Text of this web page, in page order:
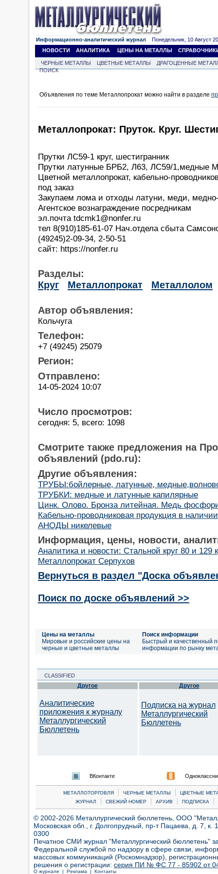
Информационно-аналитический журнал Понедельник, 10 Август
НОВОСТИ
АНАЛИТИКА ЦЕНЫ НА МЕТАЛЛЫ
ЧЕРНЫЕ МЕТАЛЛЫ ЦВЕТНЫЕ МЕТАЛЛЫ
ДРАГОЦЕННЫЕ
ПОИСК
Объявления по теме Металлопрокат можно найти в разделе
Металлопрокат: Пруток. Круг.
Прутки ЛС59-1 круг, шестигранник
Прутки латунные БРБ2, Л63, ЛС59/
Цветной металлопрокат, кабельно-
под заказ
Закупаем лома и отходы латуни, меди,
Агентское вознаграждение посредникам
эл.почта tdcmk1@nonfer.ru
тел 8(910)185-61-07 Нач.отдела сбыта
(49245)2-09-34, 2-50-51
сайт: https://nonfer.ru
Разделы:
Круг
Металлопрокат Металлолом
Автор объявления:
Кольчуга
Телефон:
+7 (49245) 25079
Регион:
Отправлено:
14-05-2024 10:07
Число просмотров:
сегодня: 5, всего: 1098
Смотрите также предложения на
объявлений (pdo.ru):
Другие объявления:
ТРУБЫ:бойлерные, латунные,
ТРУБКИ: медные и латунные капилярные
Цинк. Олово. Бронза литейная. Медь
Кабельно-проводниковая продукция в
АНОДЫ никелевые
Информация, цены, новости,
Аналитика и новости: Стальной круг 80 и 129
Металлопрокат Серпухов
Вернуться в раздел "Доска
Поиск по доске объявлений >>
Цены на металлы
Мировые и российские цены на
черные и цветные металлы
Поиск информации
Быстрый и качественный
информации по рынку
CLASSIFIED
Другое
Аналитические
приложения к журналу
Металлургический
Бюллетень
Другое
Подписка на журнал
Металлургический
Бюллетень
ВКонтакте
МЕТАЛЛОТОРГОВЛЯ | ЧЕРНЫЕ МЕТАЛЛЫ |
ЦВЕТНЫЕ
ЖУРНАЛ
| СВЕЖИЙ НОМЕР | АРХИВ | ПОДПИСКА |
© 2002-2026 Металлургический бюллетень, ООО
Московская обл., г. Долгопрудный, пр-т Пацаева, д. 7,
0300
Печатное СМИ журнал "Металлургический бюллетень"
Федеральной службой по надзору в сфере связи,
массовых коммуникаций (Роскомнадзор),
решения о регистрации: серия ПИ № ФС 77 - 85902 от 04
О журнале | Реклама | Контакты